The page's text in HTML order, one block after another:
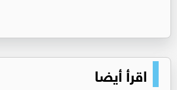
اقرأ أيضا